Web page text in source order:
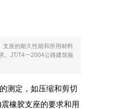
支座的耐久性能和所用材料
。JT/T4一2004公路建筑板
测定，如压缩和剪切
橡胶支座的要求和用